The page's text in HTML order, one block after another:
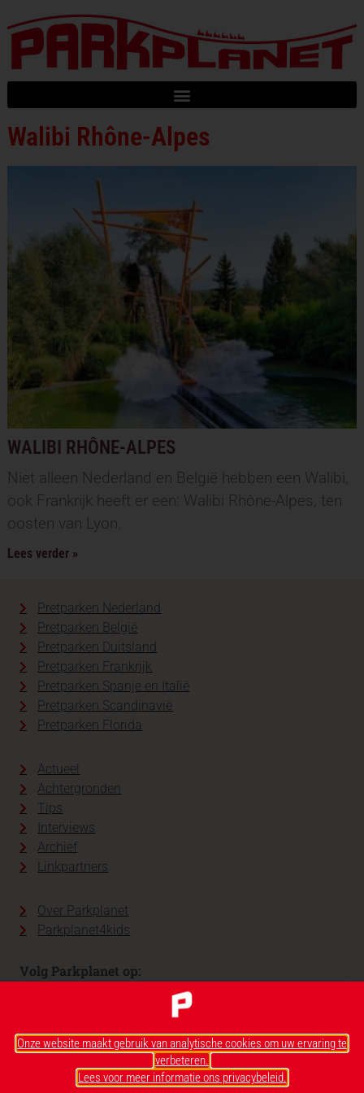
Walibi Rhône-Alpes
WALIBI RHÔNE-ALPES
Niet alleen Nederland en België hebben een Walibi,
ook Frankrijk heeft er een: Walibi Rhône-Alpes, ten
oosten van Lyon.
Lees verder »
Pretparken Nederland
Pretparken België
Pretparken Duitsland
Pretparken Frankrijk
Pretparken Spanje en Italië
Pretparken Scandinavië
Pretparken Florida
Actueel
Achtergronden
Tips
Interviews
Archief
Linkpartners
Over Parkplanet
Parkplanet4kids
Volg Parkplanet op:
Onze website maakt gebruik van analytische cookies om uw ervaring te
verbeteren.
Lees voor meer informatie ons privacybeleid.